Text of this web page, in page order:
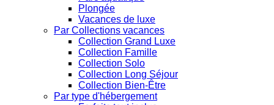
Plongée
Vacances de luxe
Par Collections vacances
Collection Grand Luxe
Collection Famille
Collection Solo
Collection Long Séjour
Collection Bien-Être
Par type d'hébergement